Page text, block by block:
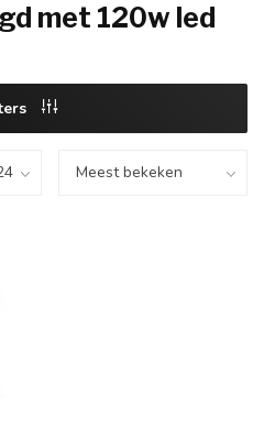
met 120w led